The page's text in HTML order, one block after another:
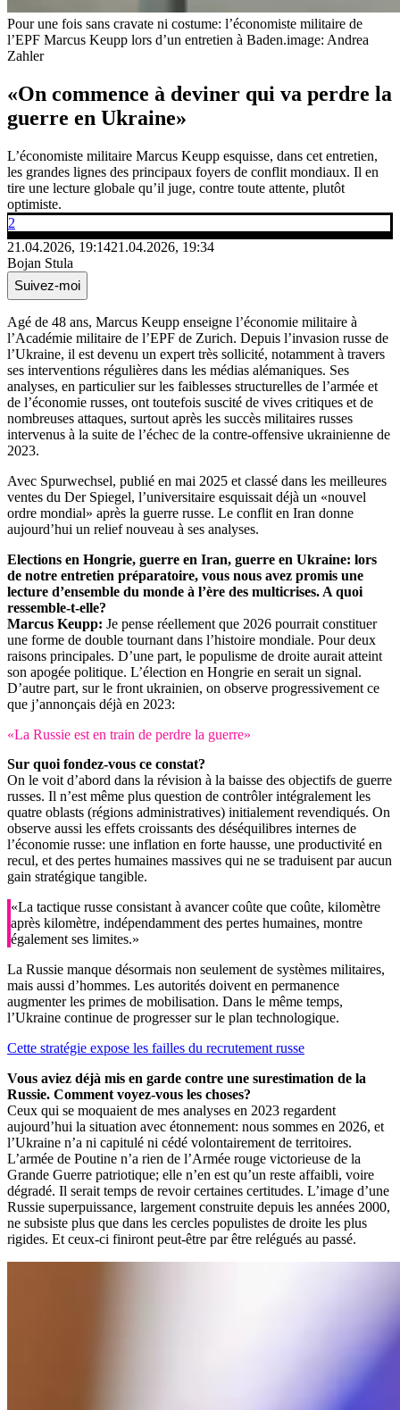
Pour une fois sans cravate ni costume: l’économiste militaire de
l’EPF Marcus Keupp lors d’un entretien à Baden.image: Andrea
Zahler
«On commence à deviner qui va perdre la
guerre en Ukraine»
L’économiste militaire Marcus Keupp esquisse, dans cet entretien,
les grandes lignes des principaux foyers de conflit mondiaux. Il en
tire une lecture globale qu’il juge, contre toute attente, plutôt
optimiste.
2
21.04.2026, 19:1421.04.2026, 19:34
Bojan Stula
Suivez-moi
Agé de 48 ans, Marcus Keupp enseigne l’économie militaire à
l’Académie militaire de l’EPF de Zurich. Depuis l’invasion russe de
l’Ukraine, il est devenu un expert très sollicité, notamment à travers
ses interventions régulières dans les médias alémaniques. Ses
analyses, en particulier sur les faiblesses structurelles de l’armée et
de l’économie russes, ont toutefois suscité de vives critiques et de
nombreuses attaques, surtout après les succès militaires russes
intervenus à la suite de l’échec de la contre-offensive ukrainienne de
2023.
Avec Spurwechsel, publié en mai 2025 et classé dans les meilleures
ventes du Der Spiegel, l’universitaire esquissait déjà un «nouvel
ordre mondial» après la guerre russe. Le conflit en Iran donne
aujourd’hui un relief nouveau à ses analyses.
Elections en Hongrie, guerre en Iran, guerre en Ukraine: lors
de notre entretien préparatoire, vous nous avez promis une
lecture d’ensemble du monde à l’ère des multicrises. A quoi
ressemble-t-elle?
Marcus Keupp: Je pense réellement que 2026 pourrait constituer
une forme de double tournant dans l’histoire mondiale. Pour deux
raisons principales. D’une part, le populisme de droite aurait atteint
son apogée politique. L’élection en Hongrie en serait un signal.
D’autre part, sur le front ukrainien, on observe progressivement ce
que j’annonçais déjà en 2023:
«La Russie est en train de perdre la guerre»
Sur quoi fondez-vous ce constat?
On le voit d’abord dans la révision à la baisse des objectifs de guerre
russes. Il n’est même plus question de contrôler intégralement les
quatre oblasts (régions administratives) initialement revendiqués. On
observe aussi les effets croissants des déséquilibres internes de
l’économie russe: une inflation en forte hausse, une productivité en
recul, et des pertes humaines massives qui ne se traduisent par aucun
gain stratégique tangible.
«La tactique russe consistant à avancer coûte que coûte, kilomètre
après kilomètre, indépendamment des pertes humaines, montre
également ses limites.»
La Russie manque désormais non seulement de systèmes militaires,
mais aussi d’hommes. Les autorités doivent en permanence
augmenter les primes de mobilisation. Dans le même temps,
l’Ukraine continue de progresser sur le plan technologique.
Cette stratégie expose les failles du recrutement russe
Vous aviez déjà mis en garde contre une surestimation de la
Russie. Comment voyez-vous les choses?
Ceux qui se moquaient de mes analyses en 2023 regardent
aujourd’hui la situation avec étonnement: nous sommes en 2026, et
l’Ukraine n’a ni capitulé ni cédé volontairement de territoires.
L’armée de Poutine n’a rien de l’Armée rouge victorieuse de la
Grande Guerre patriotique; elle n’en est qu’un reste affaibli, voire
dégradé. Il serait temps de revoir certaines certitudes. L’image d’une
Russie superpuissance, largement construite depuis les années 2000,
ne subsiste plus que dans les cercles populistes de droite les plus
rigides. Et ceux-ci finiront peut-être par être relégués au passé.